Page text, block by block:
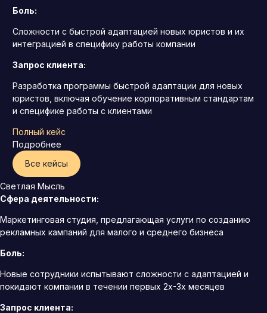
Боль:
Сложности с быстрой адаптацией новых юристов и их
интеграцией в специфику работы компании
Запрос клиента:
Разработка программы быстрой адаптации для новых
юристов, включая обучение корпоративным стандартам
и специфике работы с клиентами
Полный кейс
Подробнее
Все кейсы
Светлая Мысль
Сфера деятельности:
Маркетинговая студия, предлагающая услуги по созданию
рекламных кампаний для малого и среднего бизнеса
Боль:
Новые сотрудники испытывают сложности с адаптацией и
покидают компании в течении первых 2х-3х месяцев
Запрос клиента: